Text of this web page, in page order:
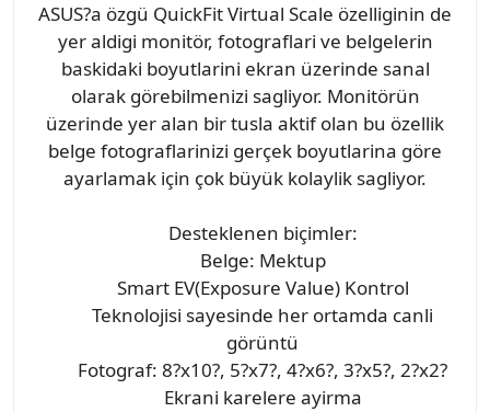
ASUS?a özgü QuickFit Virtual Scale özelliginin de
yer aldigi monitör, fotograflari ve belgelerin
baskidaki boyutlarini ekran üzerinde sanal
olarak görebilmenizi sagliyor. Monitörün
üzerinde yer alan bir tusla aktif olan bu özellik
belge fotograflarinizi gerçek boyutlarina göre
ayarlamak için çok büyük kolaylik sagliyor.
Desteklenen biçimler:
Belge: Mektup
Smart EV(Exposure Value) Kontrol
Teknolojisi sayesinde her ortamda canli
görüntü
Fotograf: 8?x10?, 5?x7?, 4?x6?, 3?x5?, 2?x2?
Ekrani karelere ayirma